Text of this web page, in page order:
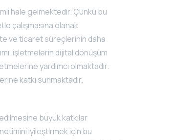
hale gelmektedir. Çünkü bu
çalışmasına olanak
ve ticaret süreçlerinin daha
işletmelerin dijital dönüşüm
yardımcı olmaktadır.
katkı sunmaktadır.
büyük katkılar
iyileştirmek için bu